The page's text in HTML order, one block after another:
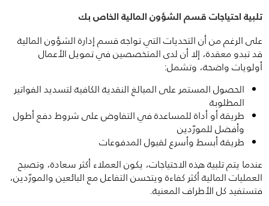
تلبية احتياجات قسم الشؤون المالية الخاص بك
على الرغم من أن التحديات التي تواجه قسم إدارة الشؤون المالية
قد تبدو معقدة، إلا أن لدى المتخصصين في تمويل الأعمال
أولويات واضحة، وتشمل:
الحصول المستمر على المبالغ النقدية الكافية لتسديد الفواتير
المطلوبة
طريقة أو أداة للمساعدة في التفاوض على شروط دفع أطول
وأفضل للمورّدين
طريقة أبسط وأسرع لقبول المدفوعات
عندما يتم تلبية هذه الاحتياجات، يكون العملاء أكثر سعادة، وتصبح
العمليات المالية أكثر كفاءة ويتحسن التفاعل مع البائعين والمورّدين،
فتستفيد كل الأطراف المعنية.